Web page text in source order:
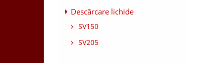
Descărcare lichide
SV150
SV205